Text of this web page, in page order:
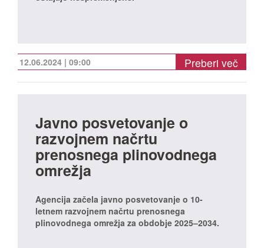
12.06.2024 | 09:00 Preberi več
Javno posvetovanje o
razvojnem načrtu
prenosnega plinovodnega
omrežja
Agencija začela javno posvetovanje o 10-
letnem razvojnem načrtu prenosnega
plinovodnega omrežja za obdobje 2025–2034.